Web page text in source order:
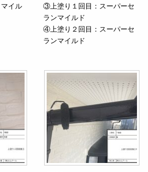
イル
③上塗り１回目：スーパーセ
ランマイルド
④上塗り２回目：スーパーセ
ランマイルド